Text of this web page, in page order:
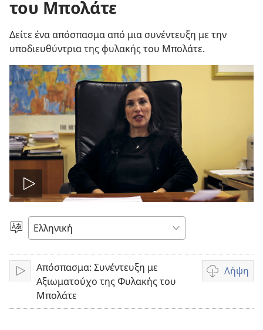
του Μπολάτε
Δείτε ένα απόσπασμα από μια συνέντευξη με την
υποδιευθύντρια της φυλακής του Μπολάτε.
Αναπαραγωγή
βίντεο
Επιλέξτε
Γλώσσα
Αναπαραγωγή
Απόσπασμα: Συνέντευξη με
Αξιωματούχο της Φυλακής του
Μπολάτε
Λήψη
Επιλογές
βίντεο